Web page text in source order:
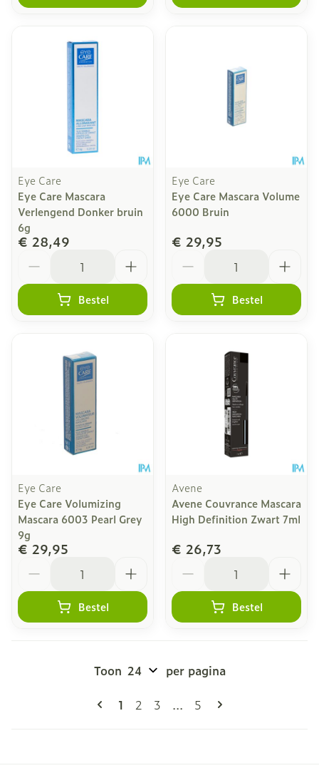
Eye Care
Eye Care Mascara
Verlengend Donker bruin
6g
€ 28,49
Bestel
Eye Care
Eye Care Mascara Volume
6000 Bruin
€ 29,95
Bestel
Eye Care
Eye Care Volumizing
Mascara 6003 Pearl Grey
9g
€ 29,95
Bestel
Avene
Avene Couvrance Mascara
High Definition Zwart 7ml
€ 26,73
Bestel
Pagina's
U lees momenteel pagina
1 Pagina
2 Pagina
3 ... Pagina
5
Toon per pagina